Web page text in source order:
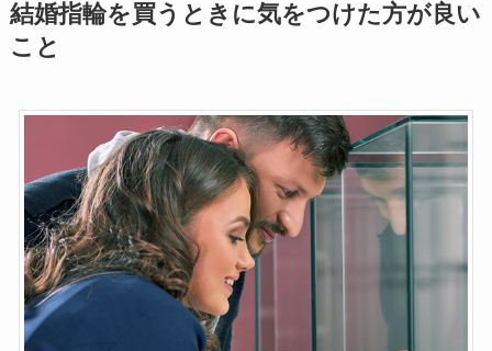
結婚指輪を買うときに気をつけた方が良い
こと